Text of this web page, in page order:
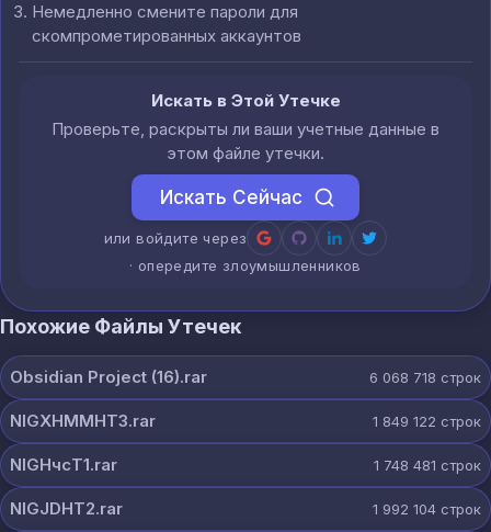
Немедленно смените пароли для
скомпрометированных аккаунтов
Искать в Этой Утечке
Проверьте, раскрыты ли ваши учетные данные в
этом файле утечки.
Искать Сейчас
или войдите через
· опередите злоумышленников
Похожие Файлы Утечек
Obsidian Project (16).rar 6 068 718 строк
NIGXHMMHT3.rar 1 849 122 строк
NIGHчсT1.rar 1 748 481 строк
NIGJDHT2.rar 1 992 104 строк